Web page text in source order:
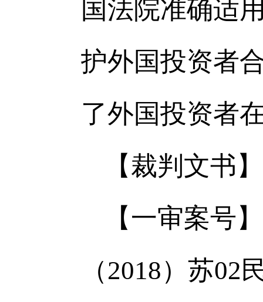
国法院准确适
护外国投资者
了外国投资者
【裁判文书】
【一审案号
（2018）苏02